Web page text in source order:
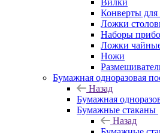
Вилки
Конверты для
Ложки
Наборы
Ложки
Ножи
Бумажная одноразовая
Назад
Бумажная
Бумажные стаканы
Назад